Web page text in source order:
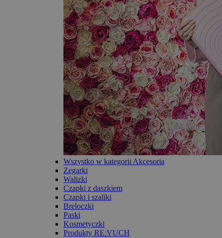
Wszystko w kategorii Akcesoria
Zegarki
Walizki
Czapki z daszkiem
Czapki i szaliki
Breloczki
Paski
Kosmetyczki
Produkty RE:VUCH